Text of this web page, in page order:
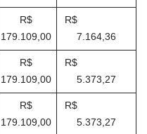
R$
179.109,00
R$
7.164,36
R$
179.109,00
R$
5.373,27
R$
179.109,00
R$
5.373,27